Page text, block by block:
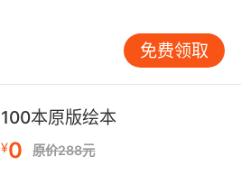
免费领取
100本原版绘本
¥0 原价288元